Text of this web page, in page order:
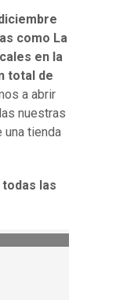
como La
en la
total de
a abrir
nuestras
una tienda
las